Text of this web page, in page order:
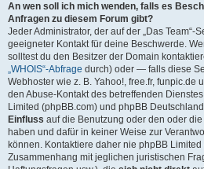
An wen soll ich mich wenden, falls es
Anfragen zu diesem Forum gibt?
Jeder Administrator, der auf der „Das Team“-
geeigneter Kontakt für deine Beschwerde.
solltest du den Besitzer der Domain
„WHOIS“-Abfrage durch) oder — falls diese
Webhoster wie z. B. Yahoo!, free.fr,
den Abuse-Kontakt des betreffenden
Limited (phpBB.com) und phpBB
Einfluss auf die Benutzung oder den oder
haben und dafür in keiner Weise zur
können. Kontaktiere daher nie phpBB
Zusammenhang mit jeglichen juristischen